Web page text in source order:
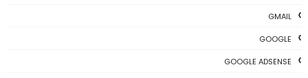
GMAIL
GOOGLE
GOOGLE ADSENSE